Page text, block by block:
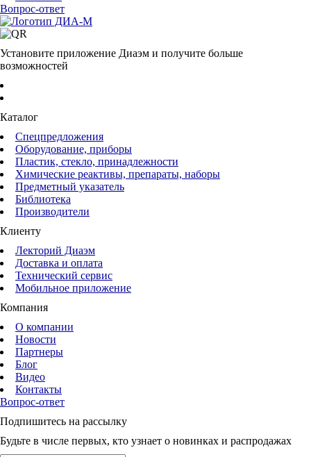
Вопрос-ответ
Установите приложение Диаэм и получите больше
возможностей
Каталог
Спецпредложения
Оборудование, приборы
Пластик, стекло, принадлежности
Химические реактивы, препараты, наборы
Предметный указатель
Библиотека
Производители
Клиенту
Лекторий Диаэм
Доставка и оплата
Технический сервис
Мобильное приложение
Компания
О компании
Новости
Партнеры
Блог
Видео
Контакты
Вопрос-ответ
Подпишитесь на рассылку
Будьте в числе первых, кто узнает о новинках и распродажах